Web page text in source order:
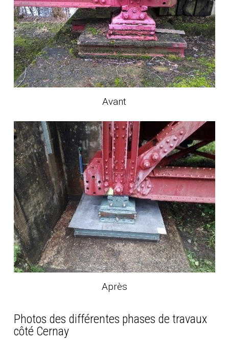
Avant
Après
Photos des différentes phases de travaux
côté Cernay